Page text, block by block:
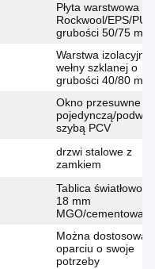
Płyta warstwowa
Rockwool/EPS/PU
grubości 50/75 mm
Warstwa izolacyjna
wełny szklanej o
grubości 40/80 mm
Okno przesuwne z
pojedynczą/
szybą PCV
drzwi stalowe z
zamkiem
Tablica
18 mm
MGO/cementowa
Można dostosować
oparciu o swoje
potrzeby